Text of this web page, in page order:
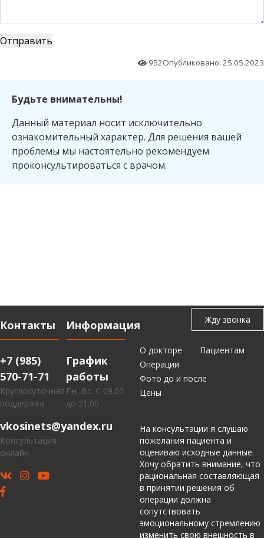
952Опубликовано: 25.05.2023
Будьте внимательны!
Данный материал носит исключительно
ознакомительный характер. Для решения вашей
проблемы мы настоятельно рекомендуем
проконсультироваться с врачом.
Контакты
+7 (985)
570-71-71
Круглосуточная
поддержка
vkosinets@yandex.ru
Консультация
онлайн
Информация
График
работы
Пн.-Вс. С 09.00
до 21.00
О докторе
Пациентам
Операции
Фото до и после
Цены
На консультации я слушаю
пожелания пациента и
оцениваю исходные данные.
Хочу обратить внимание, что
рациональная составляющая
в принятии решения об
операции должна
сопутствовать
эмоциональному стремлению
изменить свою внешность в